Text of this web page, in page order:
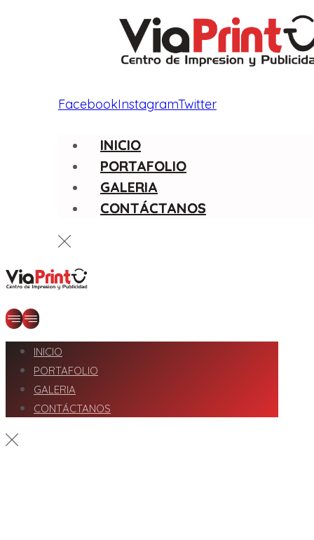
FacebookInstagramTwitter
INICIO
PORTAFOLIO
GALERIA
CONTÁCTANOS
INICIO
PORTAFOLIO
GALERIA
CONTÁCTANOS